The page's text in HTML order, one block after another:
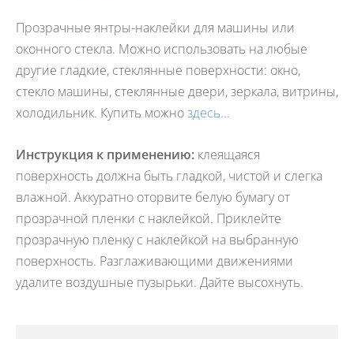
Прозрачные янтры-наклейки для машины или
оконного стекла. Можно использовать на любые
другие гладкие, стеклянные поверхности: окно,
стекло машины, стеклянные двери, зеркала, витрины,
холодильник. Купить можноздесь...
Инструкция к применению: клеящаяся
поверхность должна быть гладкой, чистой и слегка
влажной. Аккуратно оторвите белую бумагу от
прозрачной пленки с наклейкой. Приклейте
прозрачную пленку с наклейкой на выбранную
поверхность. Разглаживающими движениями
удалите воздушные пузырьки. Дайте высохнуть.